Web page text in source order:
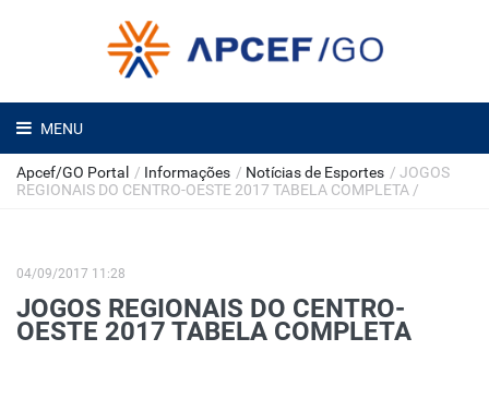
MENU
Apcef/GO Portal / Informações / Notícias de Esportes / JOGOS
REGIONAIS DO CENTRO-OESTE 2017 TABELA COMPLETA /
04/09/2017 11:28
JOGOS REGIONAIS DO CENTRO-
OESTE 2017 TABELA COMPLETA